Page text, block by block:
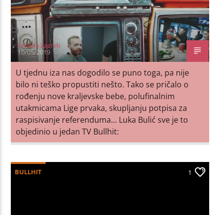
Antena Zagreb
10/05/2019
U tjednu iza nas dogodilo se puno toga, pa nije
bilo ni teško propustiti nešto. Tako se pričalo o
rođenju nove kraljevske bebe, polufinalnim
utakmicama Lige prvaka, skupljanju potpisa za
raspisivanje referenduma… Luka Bulić sve je to
objedinio u jedan TV Bullhit:
BULLHIT 1